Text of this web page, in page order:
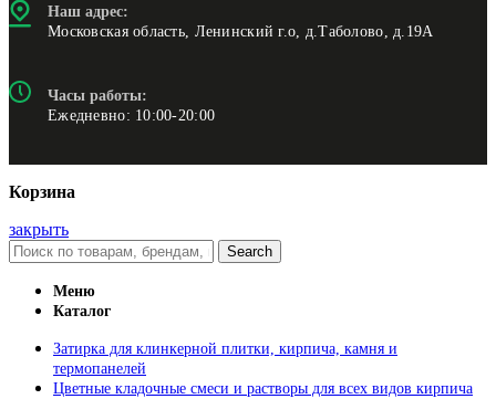
Наш адрес:
Московская область, Ленинский г.о, д.Таболово, д.19А
Часы работы:
Ежедневно: 10:00-20:00
Корзина
закрыть
Search
Меню
Каталог
Затирка для клинкерной плитки, кирпича, камня и
термопанелей
Цветные кладочные смеси и растворы для всех видов кирпича